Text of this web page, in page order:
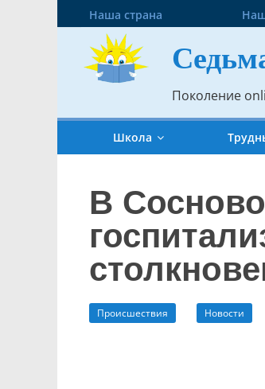
Наша страна
Поколение
Школа
В
Происшествия Новости